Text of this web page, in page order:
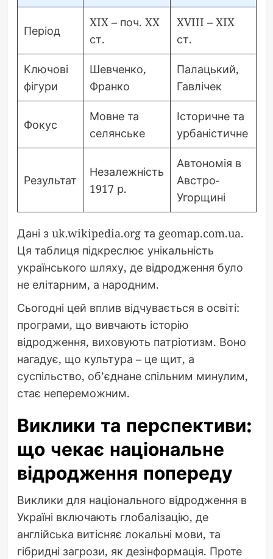
Період
XIX – поч. XX
ст.
XVIII – XIX
ст.
Ключові
фігури
Шевченко,
Франко
Палацький,
Гавлічек
Фокус
Мовне та
селянське
Історичне та
урбаністичне
Результат
Незалежність
1917 р.
Автономія в
Австро-
Угорщині
Дані з uk.wikipedia.org та geomap.com.ua.
Ця таблиця підкреслює унікальність
українського шляху, де відродження було
не елітарним, а народним.
Сьогодні цей вплив відчувається в освіті:
програми, що вивчають історію
відродження, виховують патріотизм. Воно
нагадує, що культура – це щит, а
суспільство, об’єднане спільним минулим,
стає непереможним.
Виклики та перспективи:
що чекає національне
відродження попереду
Виклики для національного відродження в
Україні включають глобалізацію, де
англійська витісняє локальні мови, та
гібридні загрози, як дезінформація. Проте